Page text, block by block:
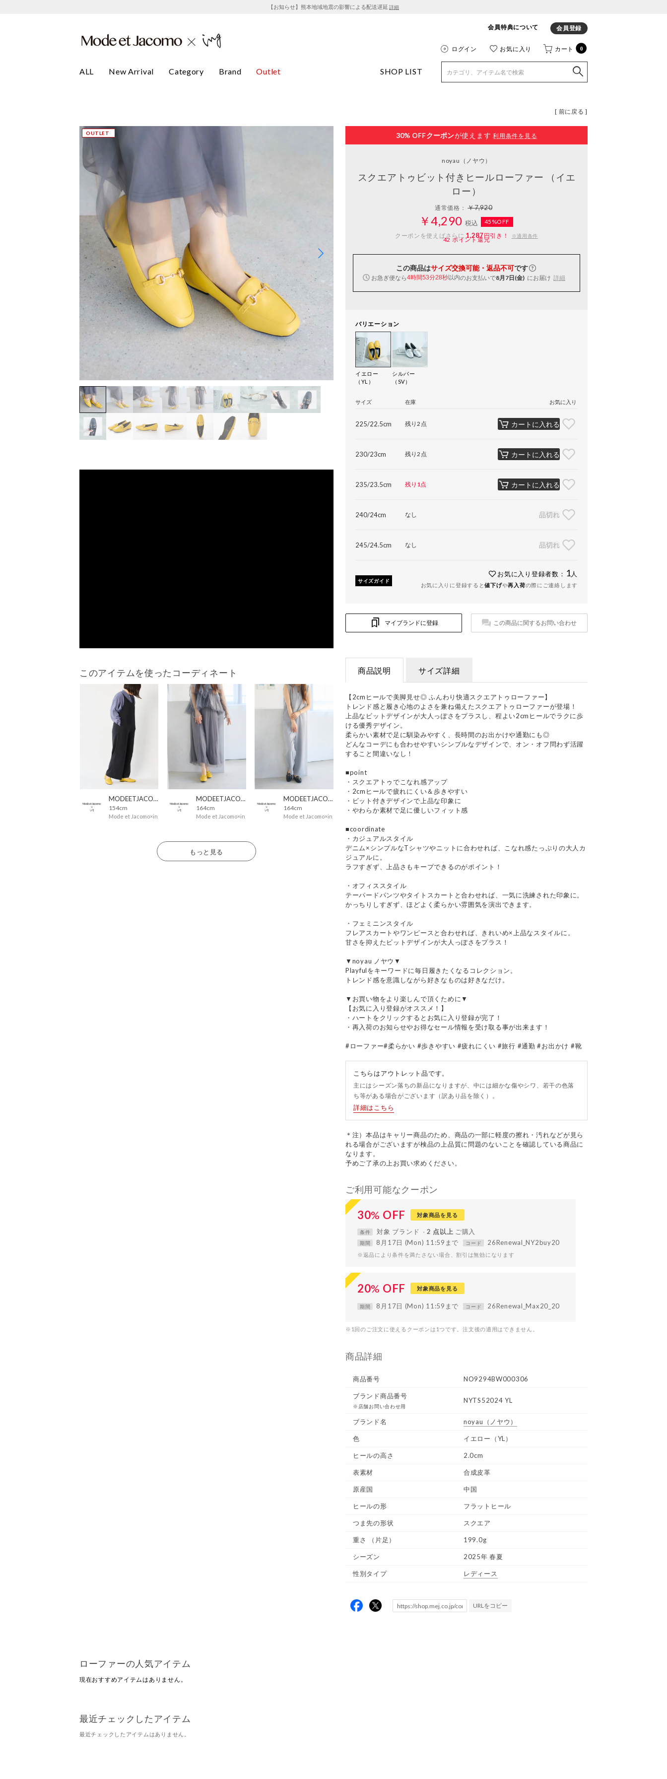
【お知らせ】熊本地域地震の影響による配送遅延 詳細
会員特典について 会員登録
ログイン お気に入り カート 0
ALL New Arrival Category Brand Outlet SHOP LIST
[ 前に戻る ]
このアイテムを使ったコーディネート
MODEETJACOMOingSTAFF
154cm
Mode et Jacomo×ing
MODEETJACOMOingSTAFF
164cm
Mode et Jacomo×ing
MODEETJACOMOingSTAFF
164cm
Mode et Jacomo×ing
もっと見る
30% OFFクーポンが使えます 利用条件を見る
noyau （ノヤウ）
スクエアトゥビット付きヒールローファー （イエ
ロー）
通常価格：￥7,920
￥4,290 税込
45%OFF
クーポンを使えばさらに 1,287 円引き！ ※適用条件
42 ポイント還元
この商品はサイズ交換可能・返品不可です
お急ぎ便なら4時間53分27秒以内のお支払いで8月7日(金) にお届け 詳細
バリエーション
イエロー
（YL）
シルバー
（SV）
サイズ 在庫 お気に入り
225/22.5cm 残り2点 カートに入れる
230/23cm 残り2点 カートに入れる
235/23.5cm 残り1点 カートに入れる
240/24cm なし 品切れ
245/24.5cm なし 品切れ
サイズガイド
お気に入り登録者数： 1 人
お気に入りに登録すると値下げや再入荷の際にご連絡します
マイブランドに登録 この商品に関するお問い合わせ
商品説明 サイズ詳細
【2cmヒールで美脚見せ◎ ふんわり快適スクエアトゥローファー】
トレンド感と履き心地のよさを兼ね備えたスクエアトゥローファーが登場！
上品なビットデザインが大人っぽさをプラスし、程よい2cmヒールでラクに歩
ける優秀デザイン。
柔らかい素材で足に馴染みやすく、長時間のお出かけや通勤にも◎
どんなコーデにも合わせやすいシンプルなデザインで、オン・オフ問わず活躍
すること間違いなし！
■point
・スクエアトゥでこなれ感アップ
・2cmヒールで疲れにくい＆歩きやすい
・ビット付きデザインで上品な印象に
・やわらか素材で足に優しいフィット感
■coordinate
・カジュアルスタイル
デニム×シンプルなTシャツやニットに合わせれば、こなれ感たっぷりの大人カ
ジュアルに。
ラフすぎず、上品さもキープできるのがポイント！
・オフィススタイル
テーパードパンツやタイトスカートと合わせれば、一気に洗練された印象に。
かっちりしすぎず、ほどよく柔らかい雰囲気を演出できます。
・フェミニンスタイル
フレアスカートやワンピースと合わせれば、きれいめ×上品なスタイルに。
甘さを抑えたビットデザインが大人っぽさをプラス！
▼noyau ノヤウ▼
Playfulをキーワードに毎日履きたくなるコレクション。
トレンド感を意識しながら好きなものは好きなだけ。
▼お買い物をより楽しんで頂くために▼
【お気に入り登録がオススメ！】
・ハートをクリックするとお気に入り登録が完了！
・再入荷のお知らせやお得なセール情報を受け取る事が出来ます！
#ローファー#柔らかい #歩きやすい #疲れにくい #旅行 #通勤 #お出かけ #靴
こちらはアウトレット品です。
主にはシーズン落ちの新品になりますが、中には細かな傷やシワ、若干の色落
ち等がある場合がございます（訳あり品を除く）。
詳細はこちら
＊注）本品はキャリー商品のため、商品の一部に軽度の擦れ・汚れなどが見ら
れる場合がございますが検品の上品質に問題のないことを確認している商品に
なります。
予めご了承の上お買い求めください。
ご利用可能なクーポン
30% OFF 対象商品を見る
条件 対象 ブランド 2 点以上
期間 8月17日 (Mon) 11:59まで コード 26Renewal_NY2buy20
※返品により条件を満たさない場合、割引は無効になります
20% OFF 対象商品を見る
期間 8月17日 (Mon) 11:59まで コード 26Renewal_Max20_20
※1回のご注文に使えるクーポンは1つです。注文後の適用はできません。
商品詳細
商品番号 NO9294BW000306
ブランド商品番号
※店舗お問い合わせ用
NYTS52024 YL
ブランド名 noyau （ノヤウ）
色 イエロー（YL）
ヒールの高さ 2.0cm
表素材 合成皮革
原産国 中国
ヒールの形 フラットヒール
つま先の形状 スクエア
重さ （片足） 199.0g
シーズン 2025年 春夏
性別タイプ レディース
URLをコピー
ローファーの人気アイテム
現在おすすめアイテムはありません。
最近チェックしたアイテム
最近チェックしたアイテムはありません。